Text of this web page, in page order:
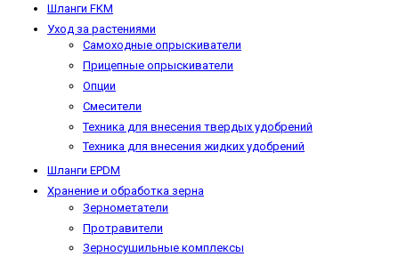
Шланги FKM
Уход за растениями
Самоходные опрыскиватели
Прицепные опрыскиватели
Опции
Смесители
Техника для внесения твердых удобрений
Техника для внесения жидких удобрений
Шланги EPDM
Хранение и обработка зерна
Зернометатели
Протравители
Зерносушильные комплексы